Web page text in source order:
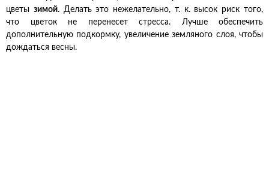
цветы зимой. Делать это нежелательно, т. к. высок риск того,
что цветок не перенесет стресса. Лучше обеспечить
дополнительную подкормку, увеличение земляного слоя, чтобы
дождаться весны.